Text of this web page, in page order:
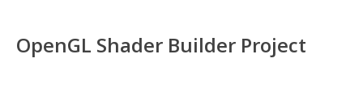
OpenGL Shader Builder Project